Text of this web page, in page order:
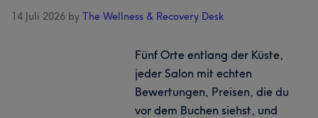
Haare,
und
Beauty
buchst
14 Juli 2026 by The Wellness & Recovery Desk
Fünf Orte entlang der Küste,
jeder Salon mit echten
Bewertungen, Preisen, die du
vor dem Buchen siehst, und